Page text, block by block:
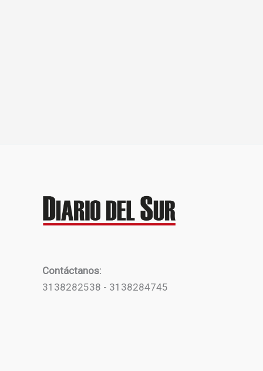
Contáctanos:
3138282538 - 3138284745